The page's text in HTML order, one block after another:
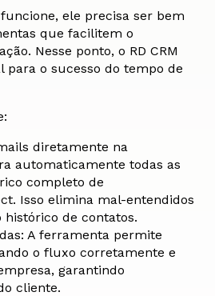
ele precisa ser bem
que facilitem o
Nesse ponto, o RD CRM
para o sucesso do tempo de
diretamente na
automaticamente todas as
completo de
Isso elimina mal-entendidos
de contatos.
A ferramenta permite
o fluxo corretamente e
garantindo
cliente.